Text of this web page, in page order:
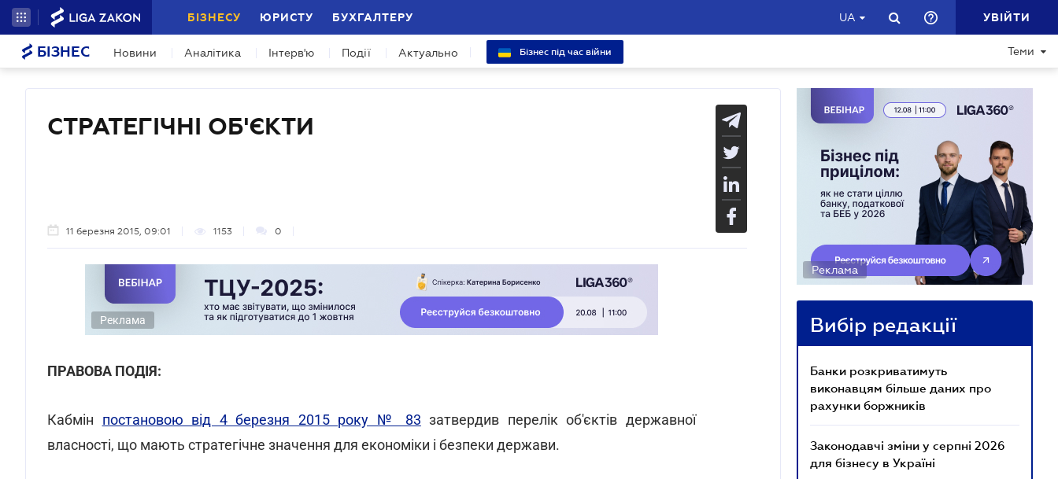
БІЗНЕСУ ЮРИСТУ БУХГАЛТЕРУ UA УВІЙТИ
БІЗНЕС Новини Аналітика Інтерв'ю Події Актуально Бізнес під час війни Теми
СТРАТЕГІЧНІ ОБ'ЄКТИ
11 березня 2015, 09:01 1153 0
Реклама
ПРАВОВА ПОДІЯ:
Кабмін постановою від 4 березня 2015 року № 83 затвердив перелік об'єктів державної
власності, що мають стратегічне значення для економіки і безпеки держави.
Реклама
Вибір редакції
Банки розкриватимуть
виконавцям більше даних про
рахунки боржників
Законодавчі зміни у серпні 2026
для бізнесу в Україні